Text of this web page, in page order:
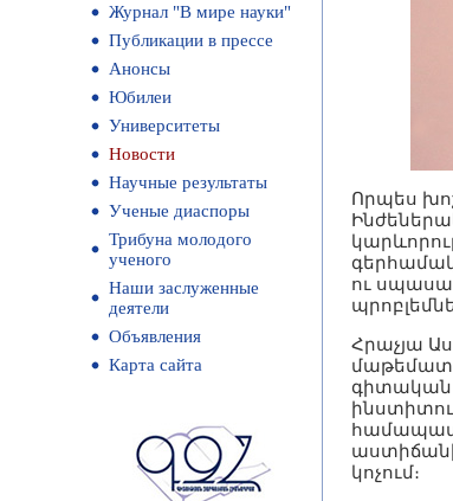
Журнал "В мире науки"
Публикации в прессе
Анонсы
Юбилеи
Университеты
Новости
Научные результаты
Ученые диаспоры
Трибуна молодого
ученого
Наши заслуженные
деятели
Объявления
Карта сайта
Որպես
ու
Հրաչյա
գիտական
կոչում։